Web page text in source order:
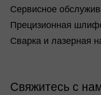
Сервисное
Прецизионная
Сварка и лазерная
Свяжитесь с